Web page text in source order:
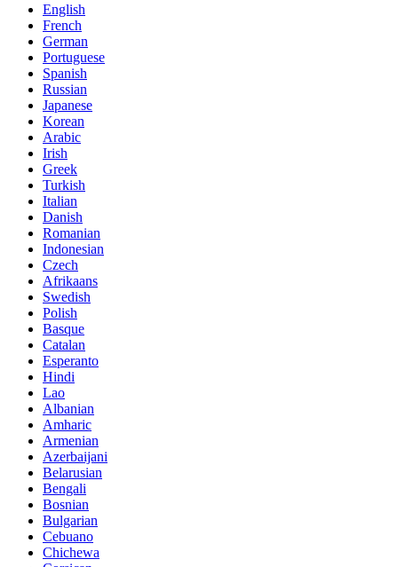
English
French
German
Portuguese
Spanish
Russian
Japanese
Korean
Arabic
Irish
Greek
Turkish
Italian
Danish
Romanian
Indonesian
Czech
Afrikaans
Swedish
Polish
Basque
Catalan
Esperanto
Hindi
Lao
Albanian
Amharic
Armenian
Azerbaijani
Belarusian
Bengali
Bosnian
Bulgarian
Cebuano
Chichewa